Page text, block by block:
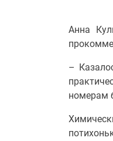
Анна
–
номерам